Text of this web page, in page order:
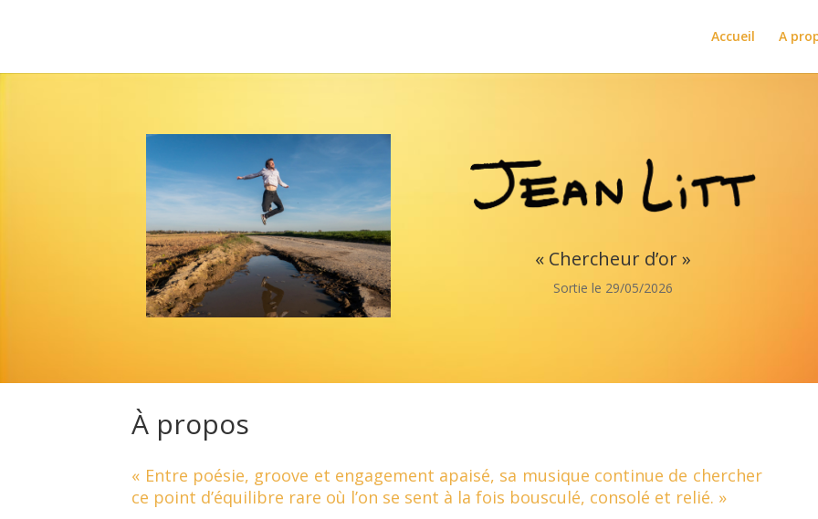
Accueil A
« Chercheur d’or »
Sortie le 29/05/2026
À propos
« Entre poésie, groove et engagement apaisé, sa musique continue de chercher
ce point d’équilibre rare où l’on se sent à la fois bousculé, consolé et relié. »